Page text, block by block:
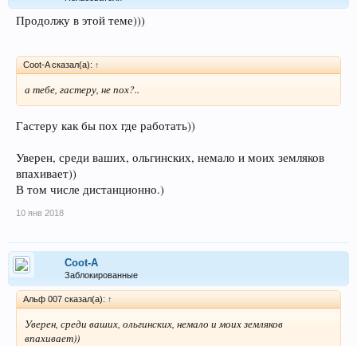
Продолжу в этой теме)))
Coot-A сказал(а): ↑
а тебе, гастеру, не пох?..
Гастеру как бы пох где работать))
Уверен, среди ваших, ольгинских, немало и моих земляков
впахивает))
В том числе дистанционно.)
10 янв 2018
Coot-A
Заблокированные
Альф 007 сказал(а): ↑
Уверен, среди ваших, ольгинских, немало и моих земляков
впахивает))